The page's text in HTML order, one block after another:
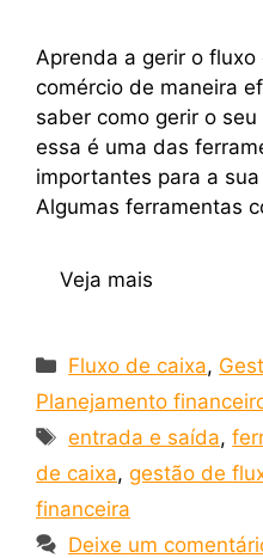
Aprenda a gerir o
comércio de maneira
saber como gerir o
essa é uma das
importantes para a
Algumas ferramentas
Veja mais
Fluxo de caixa,
Planejamento
entrada e saída,
de caixa, gestão de
financeira
Deixe um